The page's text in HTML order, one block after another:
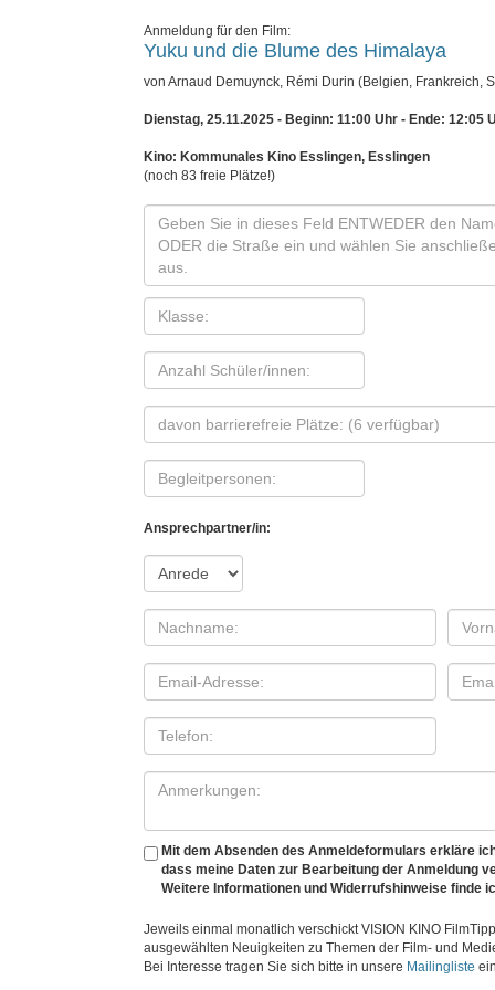
Anmeldung für den Film:
Yuku und die Blume des Himalaya
von Arnaud Demuynck, Rémi Durin (Belgien, Frankreich,
Dienstag, 25.11.2025 - Beginn: 11:00 Uhr - Ende: 12:05
Kino: Kommunales Kino Esslingen, Esslingen
(noch 83 freie Plätze!)
Ansprechpartner/in:
Mit dem Absenden des Anmeldeformulars erkläre
dass meine Daten zur Bearbeitung der Anmeldung
Weitere Informationen und Widerrufshinweise finde
Jeweils einmal monatlich verschickt VISION KINO
ausgewählten Neuigkeiten zu Themen der Film- und
Bei Interesse tragen Sie sich bitte in unsere Mailingliste